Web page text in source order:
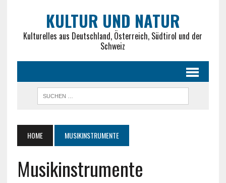
KULTUR UND NATUR
Kulturelles aus Deutschland, Österreich, Südtirol und der
Schweiz
HOME MUSIKINSTRUMENTE
Musikinstrumente